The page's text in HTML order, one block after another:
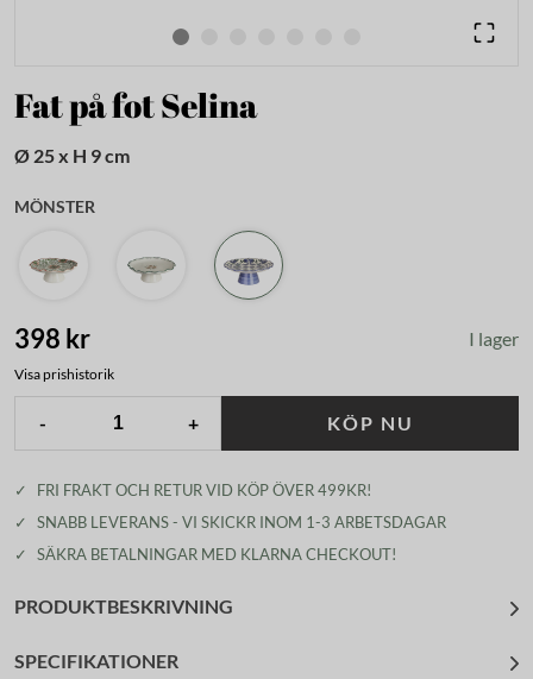
Fat på fot Selina
Ø 25 x H 9 cm
MÖNSTER
398 kr I lager
Visa prishistorik
- + KÖP NU
✓
FRI FRAKT OCH RETUR VID KÖP ÖVER 499KR!
✓
SNABB LEVERANS - VI SKICKR INOM 1-3 ARBETSDAGAR
✓
SÄKRA BETALNINGAR MED KLARNA CHECKOUT!
PRODUKTBESKRIVNING
SPECIFIKATIONER